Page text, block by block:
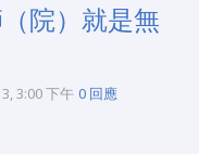
院）就是無
3:00 下午 0 回應